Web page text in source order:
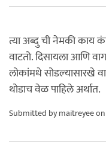
त्या अब्दु ची नेमकी काय
वाटतो. दिसायला आणि
लोकांमधे सोडल्यासारखे
थोडाच वेळ पाहिले अर्थात.
Submitted bymaitreyee